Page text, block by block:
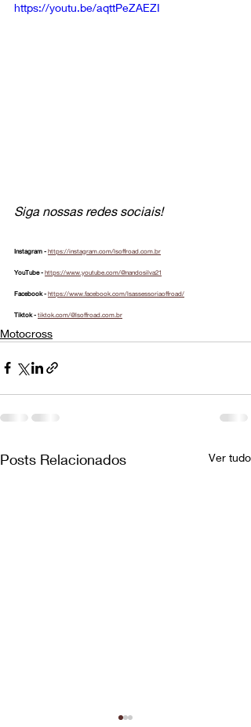
https://youtu.be/aqttPeZAEZI
Siga nossas redes sociais!
Instagram - https://instagram.com/lsoffroad.com.br
YouTube - https://www.youtube.com/@nandosilva21
Facebook - https://www.facebook.com/lsassessoriaoffroad/
Tiktok - tiktok.com/@lsoffroad.com.br
Motocross
Posts Relacionados Ver tudo